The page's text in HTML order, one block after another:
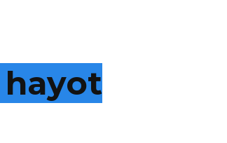
hayot